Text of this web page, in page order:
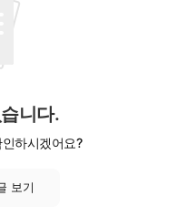
니다.
하시겠어요?
보기